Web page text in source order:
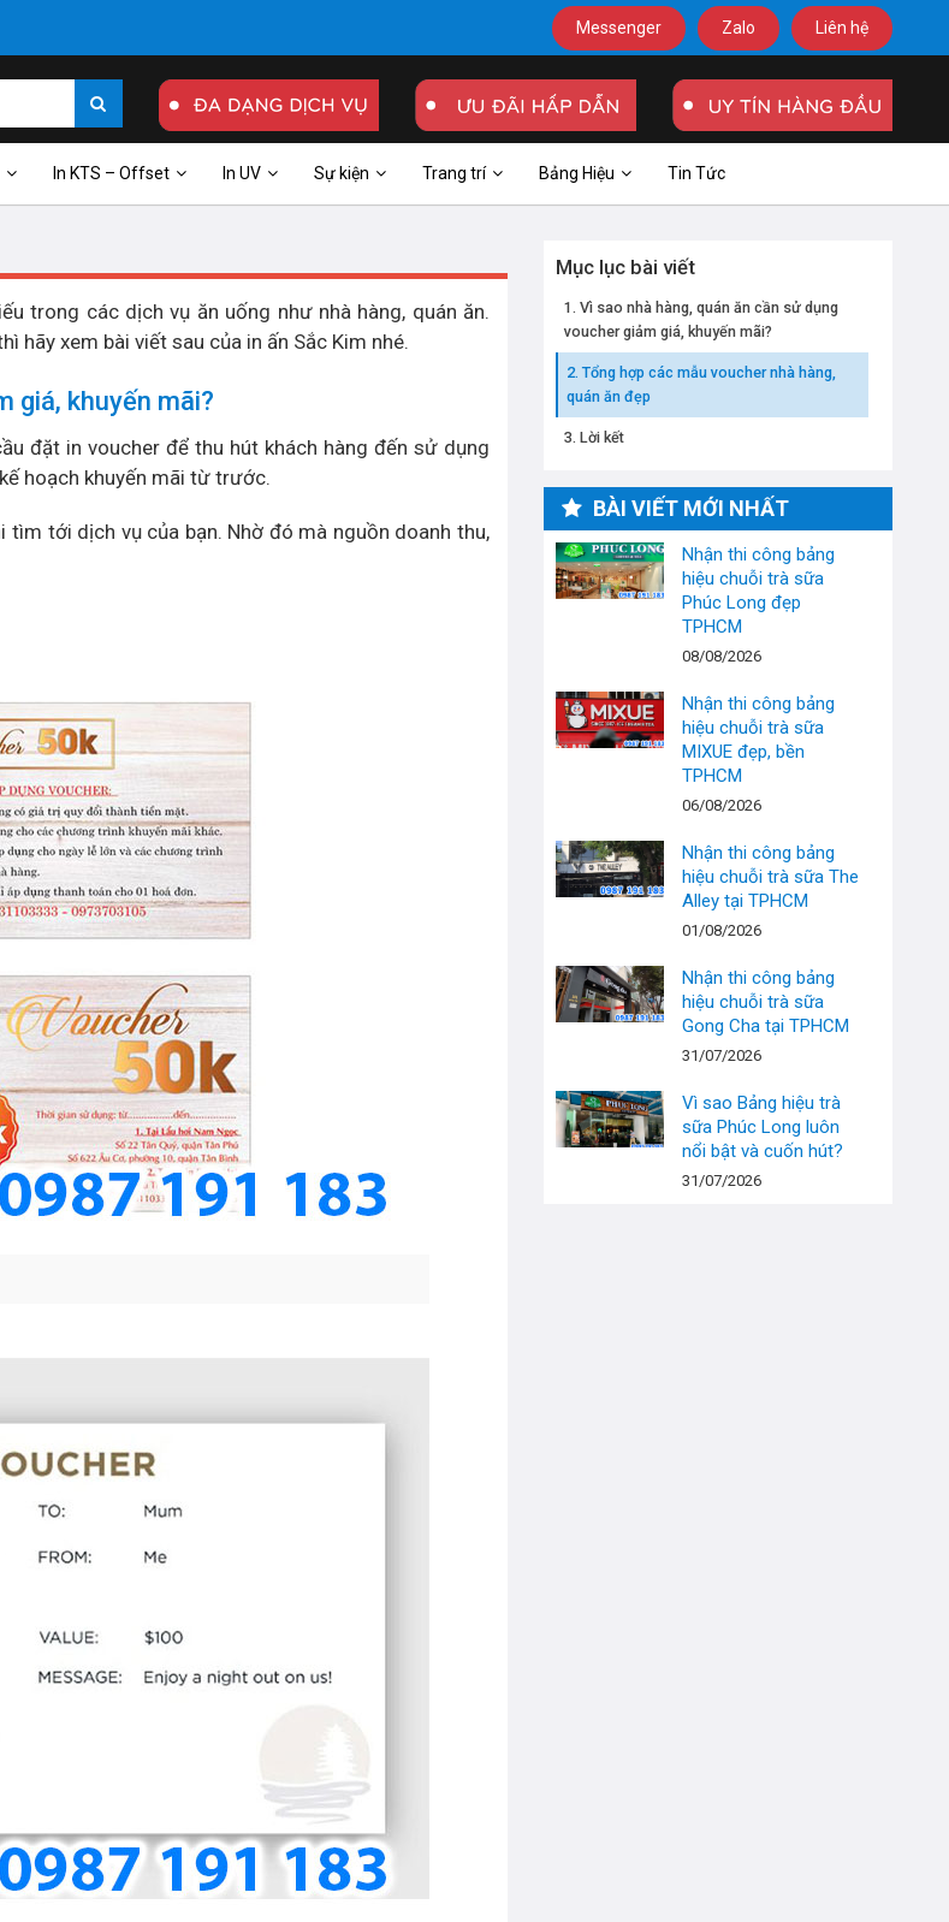
Messenger Zalo Liên hệ
In KTS – Offset In UV Sự kiện Trang trí Bảng Hiệu Tin Tức
trong các dịch vụ ăn uống như nhà hàng, quán ăn.
hãy xem bài viết sau của in ấn Sắc Kim nhé.
giá, khuyến mãi?
đặt in voucher để thu hút khách hàng đến sử dụng
hoạch khuyến mãi từ trước.
tới dịch vụ của bạn. Nhờ đó mà nguồn doanh thu,
Mục lục bài viết
Vì sao nhà hàng, quán ăn cần sử dụng
voucher giảm giá, khuyến mãi?
Tổng hợp các mẫu voucher nhà hàng,
quán ăn đẹp
Lời kết
BÀI VIẾT MỚI NHẤT
Nhận thi công bảng
hiệu chuỗi trà sữa
Phúc Long đẹp
TPHCM
08/08/2026
Nhận thi công bảng
hiệu chuỗi trà sữa
MIXUE đẹp, bền
TPHCM
06/08/2026
Nhận thi công bảng
hiệu chuỗi trà sữa The
Alley tại TPHCM
01/08/2026
Nhận thi công bảng
hiệu chuỗi trà sữa
Gong Cha tại TPHCM
31/07/2026
Vì sao Bảng hiệu trà
sữa Phúc Long luôn
nổi bật và cuốn hút?
31/07/2026